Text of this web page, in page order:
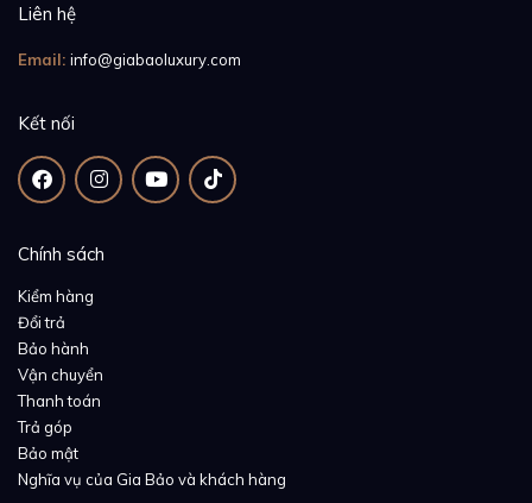
Liên hệ
Email: info@giabaoluxury.com
Kết nối
Chính sách
Kiểm hàng
Đổi trả
Bảo hành
Vận chuyển
Thanh toán
Trả góp
Bảo mật
Nghĩa vụ của Gia Bảo và khách hàng